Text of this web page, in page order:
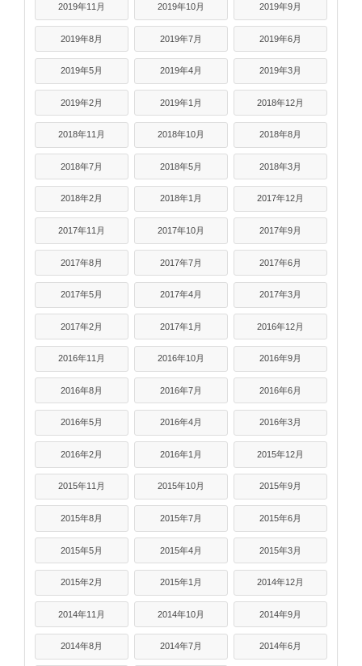
2019年11月 2019年10月 2019年9月
2019年8月 2019年7月 2019年6月
2019年5月 2019年4月 2019年3月
2019年2月 2019年1月 2018年12月
2018年11月 2018年10月 2018年8月
2018年7月 2018年5月 2018年3月
2018年2月 2018年1月 2017年12月
2017年11月 2017年10月 2017年9月
2017年8月 2017年7月 2017年6月
2017年5月 2017年4月 2017年3月
2017年2月 2017年1月 2016年12月
2016年11月 2016年10月 2016年9月
2016年8月 2016年7月 2016年6月
2016年5月 2016年4月 2016年3月
2016年2月 2016年1月 2015年12月
2015年11月 2015年10月 2015年9月
2015年8月 2015年7月 2015年6月
2015年5月 2015年4月 2015年3月
2015年2月 2015年1月 2014年12月
2014年11月 2014年10月 2014年9月
2014年8月 2014年7月 2014年6月